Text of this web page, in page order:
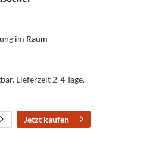
im Raum
Lieferzeit 2-4 Tage.
Jetzt kaufen